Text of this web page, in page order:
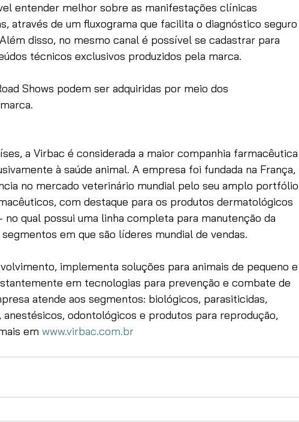
entender melhor sobre as manifestações clínicas
através de um fluxograma que facilita o diagnóstico seguro
disso, no mesmo canal é possível se cadastrar para
técnicos exclusivos produzidos pela marca.
Shows podem ser adquiridas por meio dos
a Virbac é considerada a maior companhia farmacêutica
à saúde animal. A empresa foi fundada na França,
no mercado veterinário mundial pelo seu amplo portfólio
com destaque para os produtos dermatológicos
qual possui uma linha completa para manutenção da
em que são líderes mundial de vendas.
implementa soluções para animais de pequeno e
em tecnologias para prevenção e combate de
atende aos segmentos: biológicos, parasiticidas,
odontológicos e produtos para reprodução,
em www.virbac.com.br